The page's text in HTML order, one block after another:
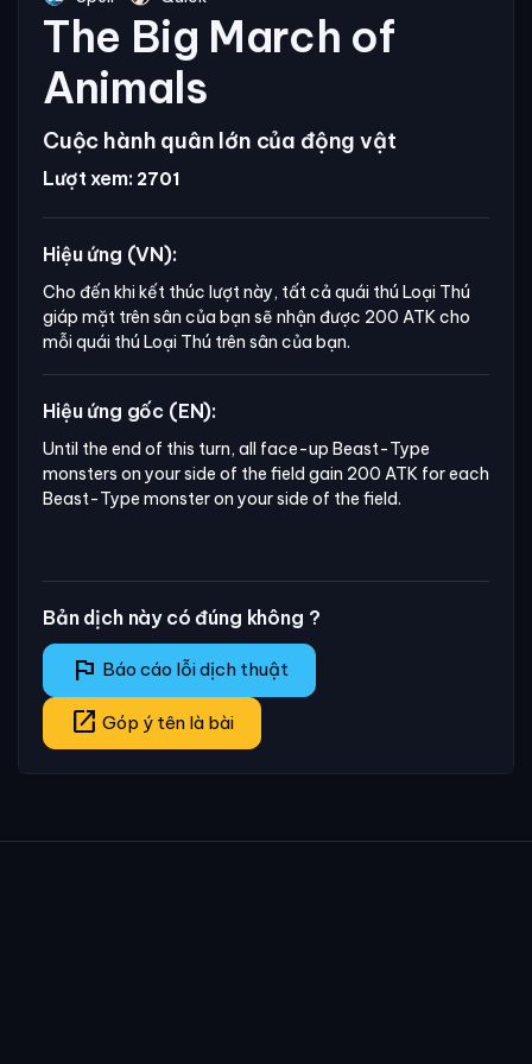
The Big March of
Animals
Cuộc hành quân lớn của động vật
Lượt xem: 2701
Hiệu ứng (VN):
Cho đến khi kết thúc lượt này, tất cả quái thú Loại Thú
giáp mặt trên sân của bạn sẽ nhận được 200 ATK cho
mỗi quái thú Loại Thú trên sân của bạn.
Hiệu ứng gốc (EN):
Until the end of this turn, all face-up Beast-Type
monsters on your side of the field gain 200 ATK for each
Beast-Type monster on your side of the field.
Bản dịch này có đúng không ?
flag Báo cáo lỗi dịch thuật
open_in_new Góp ý tên là bài